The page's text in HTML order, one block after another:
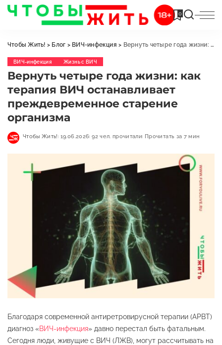
0
Чтобы Жить! > Блог > ВИЧ-инфекция > Вернуть четыре года жизни: как терапия ВИЧ останавливает преждевременное старение организма
ВИЧ-инфекция Жизнь с ВИЧ
Вернуть четыре года жизни: как
терапия ВИЧ останавливает
преждевременное старение
организма
Чтобы Жить! 19.06.2026 92 чел. прочитали Прочитать за 7 мин
Благодаря современной антиретровирусной терапии (АРВТ)
диагноз «ВИЧ-инфекция» давно перестал быть фатальным.
Сегодня люди, живущие с ВИЧ (ЛЖВ), могут рассчитывать на